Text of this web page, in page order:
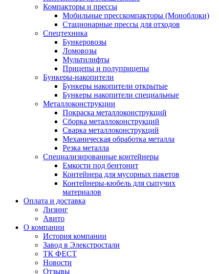
Компакторы и прессы
Мобильные пресскомпакторы (Моноблоки)
Стационарные прессы для отходов
Спецтехника
Бункеровозы
Ломовозы
Мультилифты
Прицепы и полуприцепы
Бункеры-накопители
Бункеры накопители открытые
Бункеры накопители специальные
Металлоконструкции
Покраска металлоконструкций
Сборка металлоконструкций
Сварка металлоконструкций
Механическая обработка металла
Резка металла
Специализированные контейнеры
Емкости под бентонит
Контейнера для мусорных пакетов
Контейнеры-кюбель для сыпучих
материалов
Оплата и доставка
Лизинг
Авито
О компании
История компании
Завод в Элекстростали
ТК ФЕСТ
Новости
Отзывы